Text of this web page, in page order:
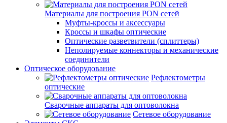
Материалы для построения PON сетей
Муфты-кроссы и аксессуары
Кроссы и шкафы оптические
Оптические разветвители (сплиттеры)
Неполируемые коннекторы и механические
соединители
Оптическое оборудование
Рефлектометры
оптические
Сварочные аппараты для оптоволокна
Сетевое оборудование